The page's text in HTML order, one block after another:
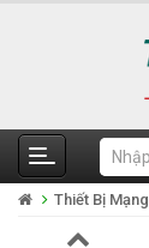
Thiết Bị Mạng